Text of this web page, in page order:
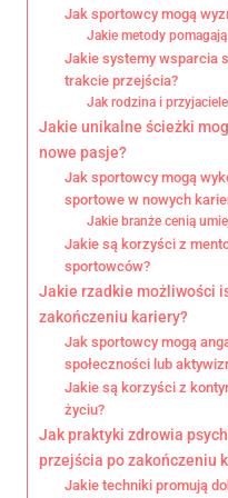
Jak sportowcy mogą
Jakie metody
Jakie systemy wsparcia
trakcie przejścia?
Jak rodzina i
Jakie unikalne ścieżki
nowe pasje?
Jak sportowcy mogą
sportowe w nowych
Jakie branże cenią
Jakie są korzyści z
sportowców?
Jakie rzadkie możliwości
zakończeniu kariery?
Jak sportowcy mogą
społeczności lub
Jakie są korzyści z
życiu?
Jak praktyki zdrowia
przejścia po zakończeniu
Jakie techniki promują